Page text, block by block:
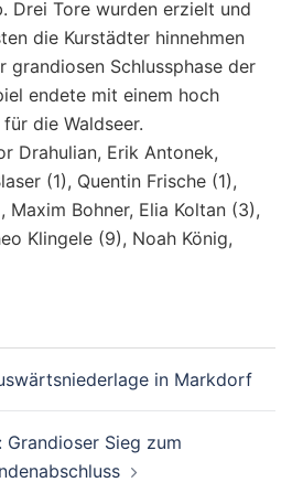
Drei Tore wurden erzielt und
die Kurstädter hinnehmen
grandiosen Schlussphase der
endete mit einem hoch
die Waldseer.
Drahulian, Erik Antonek,
(1), Quentin Frische (1),
Maxim Bohner, Elia Koltan (3),
Klingele (9), Noah König,
in Markdorf
Grandioser Sieg zum